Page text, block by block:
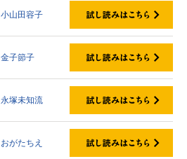
小山田容子
金子節子
永塚未知流
おがたちえ